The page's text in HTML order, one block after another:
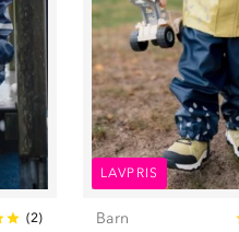
(2)
LAVPRIS
Barn